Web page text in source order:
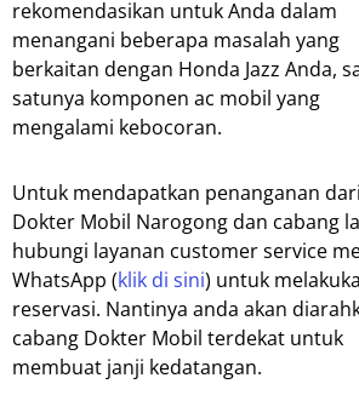
rekomendasikan untuk Anda dalam
menangani beberapa masalah yang
berkaitan dengan Honda Jazz Anda,
satunya komponen ac mobil yang
mengalami kebocoran.
Untuk mendapatkan penanganan dari
Dokter Mobil Narogong dan cabang
hubungi layanan customer service
WhatsApp (klik di sini) untuk
reservasi. Nantinya anda akan
cabang Dokter Mobil terdekat untuk
membuat janji kedatangan.